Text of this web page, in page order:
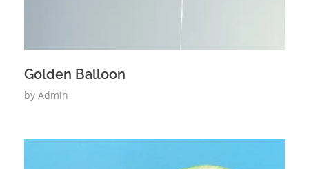
Golden Balloon
by Admin